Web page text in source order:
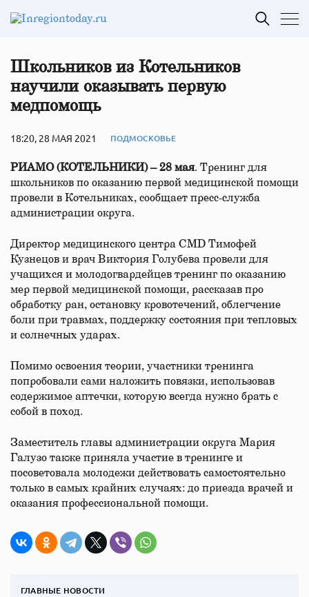
Школьников из Котельников
научили оказывать первую
медпомощь
18:20, 28 МАЯ 2021 ПОДМОСКОВЬЕ
РИАМО (КОТЕЛЬНИКИ) – 28 мая. Тренинг для
школьников по оказанию первой медицинской помощи
провели в Котельниках, сообщает пресс-служба
администрации округа.
Директор медицинского центра CMD Тимофей
Кузнецов и врач Виктория Голубева провели для
учащихся и молодогвардейцев тренинг по оказанию
мер первой медицинской помощи, рассказав про
обработку ран, остановку кровотечений, облегчение
боли при травмах, поддержку состояния при тепловых
и солнечных ударах.
Помимо освоения теории, участники тренинга
попробовали сами наложить повязки, использовав
содержимое аптечки, которую всегда нужно брать с
собой в поход.
Заместитель главы администрации округа Мария
Галузо также приняла участие в тренинге и
посоветовала молодежи действовать самостоятельно
только в самых крайних случаях: до приезда врачей и
оказания профессиональной помощи.
ГЛАВНЫЕ НОВОСТИ